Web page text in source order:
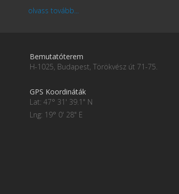
olvass tovább...
Bemutatóterem
H-1025, Budapest, Törökvész út 71-75.
GPS Koordináták
Lat: 47° 31' 39.1" N
Lng: 19° 0' 28" E